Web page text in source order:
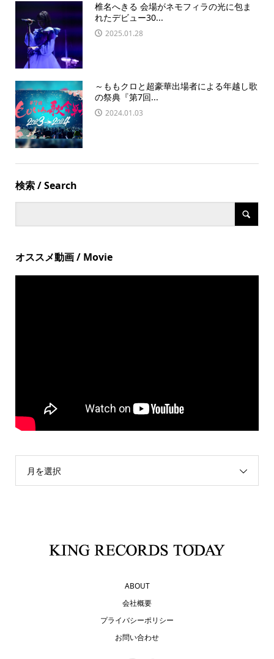
椎名へきる 会場がネモフィラの光に包ま
れたデビュー30...
2025.01.28
～ももクロと超豪華出場者による年越し歌
の祭典『第7回...
2024.01.03
検索 / Search
オススメ動画 / Movie
月を選択
ABOUT
会社概要
プライバシーポリシー
お問い合わせ